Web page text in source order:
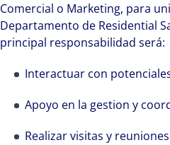
Comercial o Marketing, para
Departamento de Residential
principal responsabilidad será:
Interactuar con
Apoyo en la gestion y
Realizar visitas y reuniones